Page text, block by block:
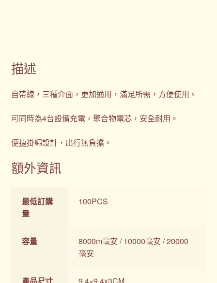
描述
自帶線，三種介面，更加通用，滿足所需，方便使用。
可同時為4台設備充電，聚合物電芯，安全耐用。
便捷掛繩設計，出行無負擔。
額外資訊
最低訂購
量
100PCS
容量
8000m毫安 / 10000毫安 / 20000
毫安
產品尺寸 9.4×9.4x3CM